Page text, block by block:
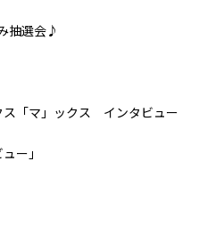
抽選会♪
マ」ックス インタビュー
」